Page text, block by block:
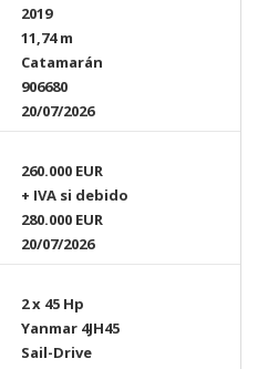
2019
11,74 m
Catamarán
906680
20/07/2026
260.000 EUR
+ IVA si debido
280.000 EUR
20/07/2026
2 x 45 Hp
Yanmar 4JH45
Sail-Drive